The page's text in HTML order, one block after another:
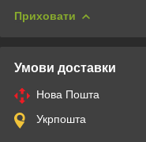
Приховати
Умови доставки
Нова Пошта
Укрпошта